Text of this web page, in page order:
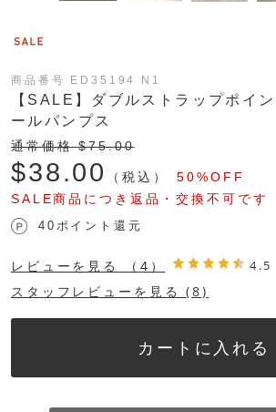
商品番号 ED35194 N1
【SALE】ダブルストラップポイ
ールパンプス
通常価格 $‌75.00
$‌38.00 （税込）
50%OFF
SALE商品につき返品・交換不可です
40ポイント還元
レビューを見る （4） 4.5
スタッフレビューを見る (8)
カートに入れる